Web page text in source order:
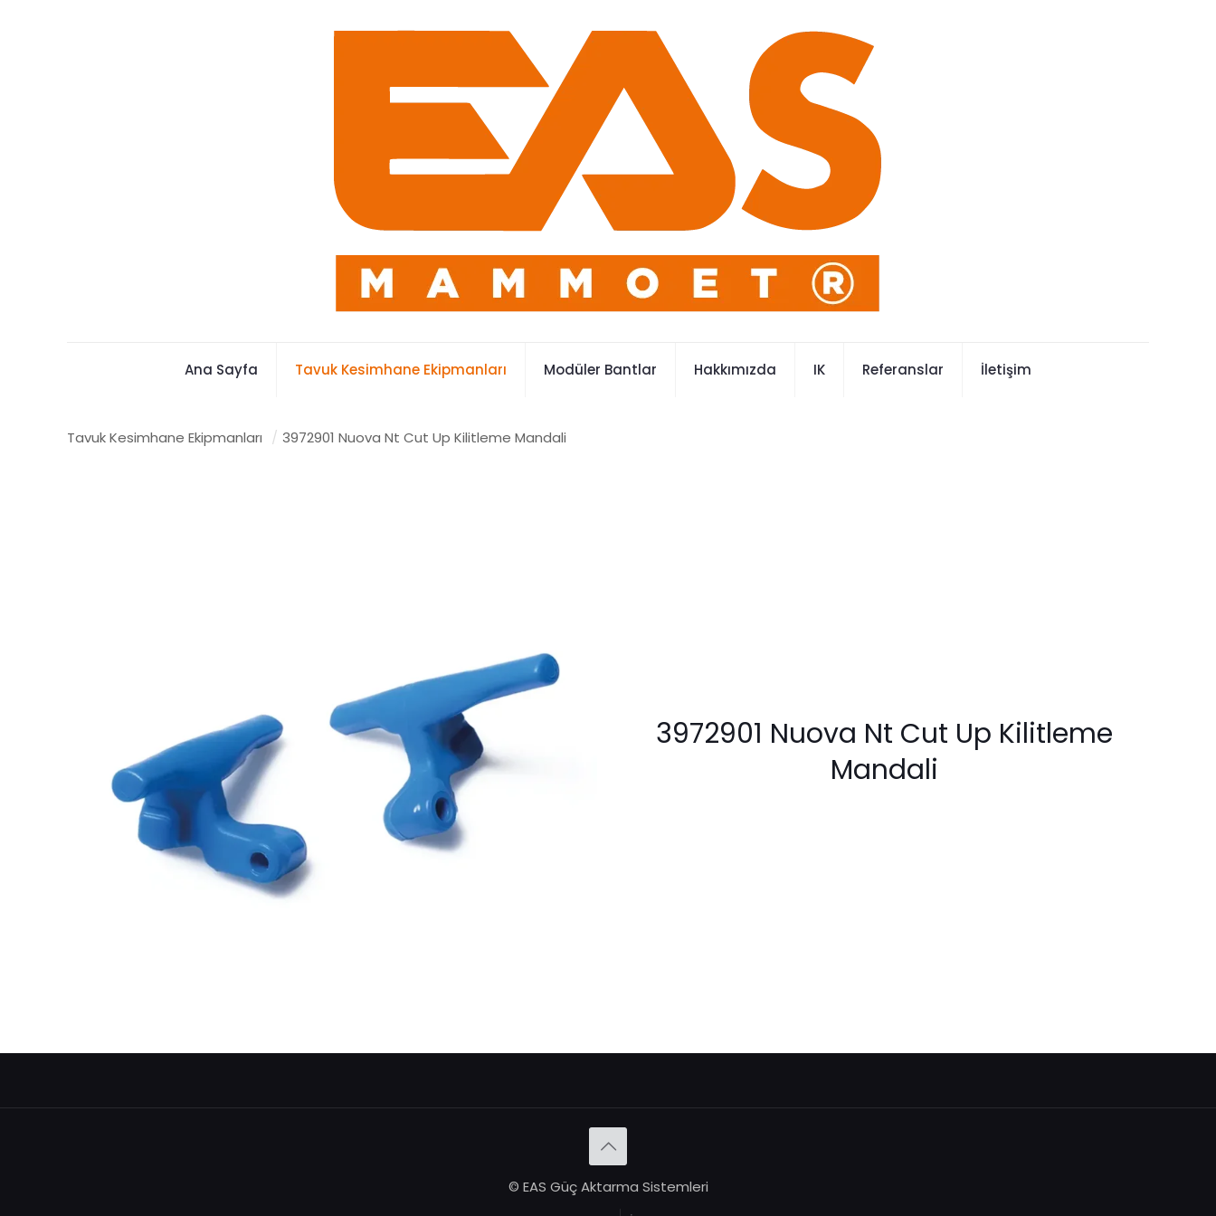
Ana Sayfa Tavuk Kesimhane Ekipmanları Modüler Bantlar Hakkımızda IK Referanslar İletişim
Tavuk Kesimhane Ekipmanları / 3972901 Nuova Nt Cut Up Kilitleme Mandali
3972901 Nuova Nt Cut Up Kilitleme
Mandali
© EAS Güç Aktarma Sistemleri